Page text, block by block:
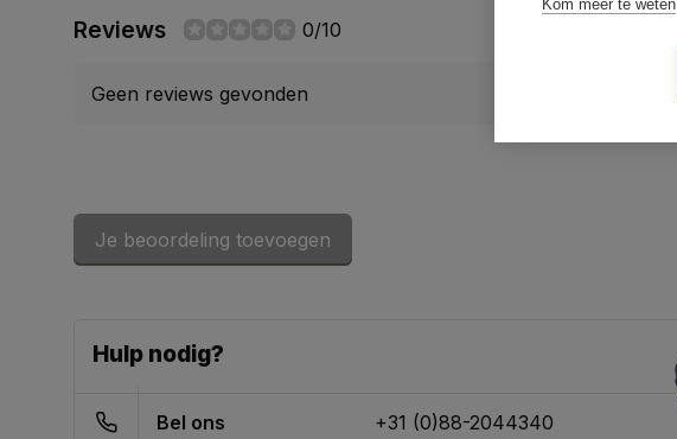
Reviews 0/10
Geen reviews gevonden
Je beoordeling toevoegen
Hulp nodig?
Bel ons +31 (0)88-2044340
Kom meer te weten